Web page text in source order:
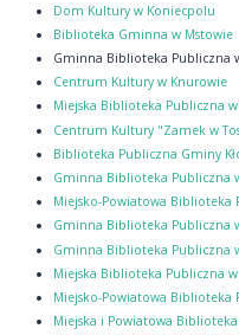
Dom Kultury w Koniecpolu
Biblioteka Gminna w Mstowie
Gminna Biblioteka Publiczna
Centrum Kultury w Knurowie
Miejska Biblioteka Publiczna w
Centrum Kultury "Zamek w
Biblioteka Publiczna Gminy
Gminna Biblioteka Publiczna
Miejsko-Powiatowa Biblioteka
Gminna Biblioteka Publiczna
Gminna Biblioteka Publiczna
Miejska Biblioteka Publiczna
Miejsko-Powiatowa Biblioteka
Miejska i Powiatowa